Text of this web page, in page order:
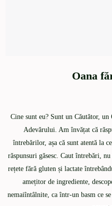
Oana
Cine sunt eu? Sunt un Căutător, un
Adevărului. Am învățat că
întrebărilor, așa că sunt atentă la
răspunsuri găsesc. Caut întrebări,
rețete fără gluten și lactate
amețitor de ingrediente,
nemaiîntâlnite, ca într-un basm ce